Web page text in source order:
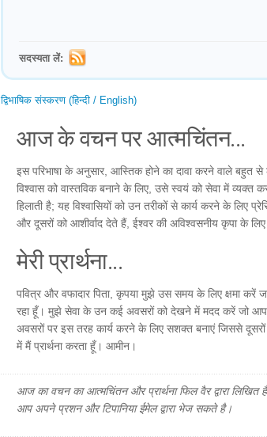
सदस्यता लें:
द्विभाषिक संस्करण (हिन्दी / English)
आज के वचन पर आत्मचिंतन...
इस परिभाषा के अनुसार, आस्तिक होने का दावा करने वाले बहुत से
विश्वास को वास्तविक बनाने के लिए, उसे स्वयं को सेवा में व्यक्त
हिलाती है; यह विश्वासियों को उन तरीकों से कार्य करने के लिए
और दूसरों को आशीर्वाद देते हैं, ईश्वर की अविश्वसनीय कृपा के
मेरी प्रार्थना...
पवित्र और वफादार पिता, कृपया मुझे उस समय के लिए क्षमा करें
रहा हूँ। मुझे सेवा के उन कई अवसरों को देखने में मदद करें जो
अवसरों पर इस तरह कार्य करने के लिए सशक्त बनाएं जिससे दूसरों
में मैं प्रार्थना करता हूँ। आमीन।
आज का वचन का आत्मचिंतन और प्रार्थना फिल वैर द्वारा लिखित
आप अपने प्रशन और टिपानिया ईमेल द्वारा भेज सकते है।